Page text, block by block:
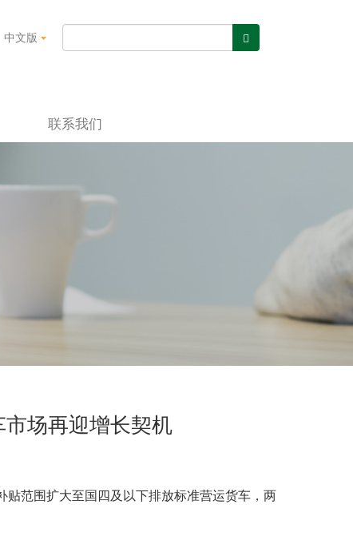
中文版
联系我们
场再迎增长契机
范围扩大至国四及以下排放标准营运货车，两